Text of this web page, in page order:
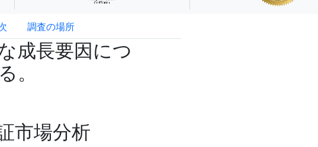
調査の場所
成長要因につ
。
市場分析